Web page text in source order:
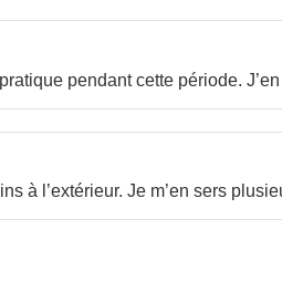
pendant cette période.
à l’extérieur. Je m’en sers